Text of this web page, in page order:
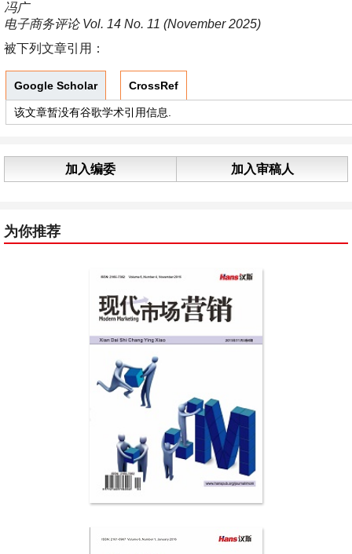
冯广
电子商务评论 Vol. 14 No. 11 (November 2025)
被下列文章引用：
Google Scholar CrossRef
该文章暂没有谷歌学术引用信息.
加入编委 加入审稿人
为你推荐